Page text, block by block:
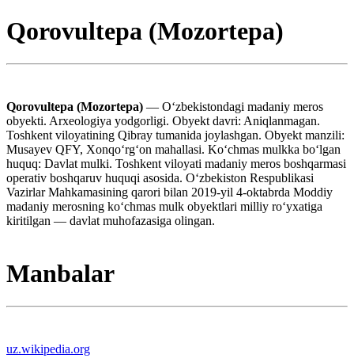
Qorovultepa (Mozortepa)
Qorovultepa (Mozortepa) — Oʻzbekistondagi madaniy meros
obyekti. Arxeologiya yodgorligi. Obyekt davri: Aniqlanmagan.
Toshkent viloyatining Qibray tumanida joylashgan. Obyekt manzili:
Musayev QFY, Xonqoʻrgʻon mahallasi. Koʻchmas mulkka boʻlgan
huquq: Davlat mulki. Toshkent viloyati madaniy meros boshqarmasi
operativ boshqaruv huquqi asosida. Oʻzbekiston Respublikasi
Vazirlar Mahkamasining qarori bilan 2019-yil 4-oktabrda Moddiy
madaniy merosning koʻchmas mulk obyektlari milliy roʻyxatiga
kiritilgan — davlat muhofazasiga olingan.
Manbalar
uz.wikipedia.org